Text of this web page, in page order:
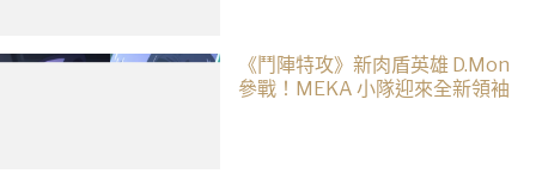
《鬥陣特攻》新肉盾英雄 D.Mon
參戰！MEKA 小隊迎來全新領袖